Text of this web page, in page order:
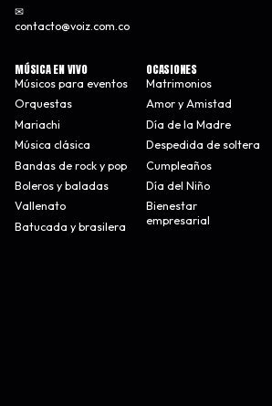
✉
contacto@voiz.com.co
MÚSICA EN VIVO
Músicos para eventos
Orquestas
Mariachi
Música clásica
Bandas de rock y pop
Boleros y baladas
Vallenato
Batucada y brasilera
OCASIONES
Matrimonios
Amor y Amistad
Día de la Madre
Despedida de soltera
Cumpleaños
Día del Niño
Bienestar
empresarial